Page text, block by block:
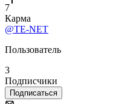
7
Карма
@TE-NET
Пользователь
3
Подписчики
Подписаться